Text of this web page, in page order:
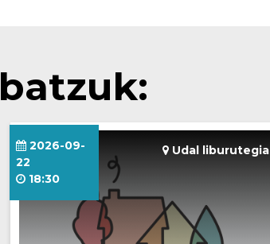
Udal liburutegia
2026-09-
22
18:30